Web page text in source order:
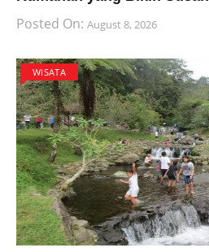
Posted On: August 8, 2026
WISATA